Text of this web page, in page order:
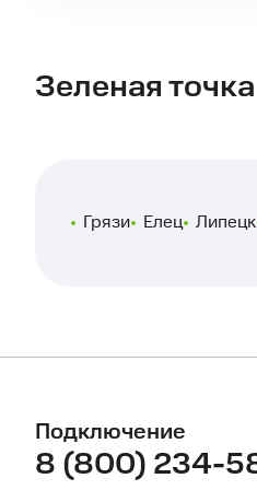
Зеленая
Грязи Елец Липецк
Подключение
8 (800) 234-